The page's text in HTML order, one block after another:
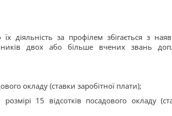
діяльність за профілем збігається з
двох або більше вчених звань
окладу (ставки заробітної плати);
15 відсотків посадового окладу